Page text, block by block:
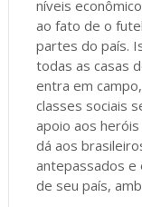
níveis
ao fato de o
partes do país.
todas as casas
entra em
classes sociais
apoio aos
dá aos
antepassados e
de seu país,